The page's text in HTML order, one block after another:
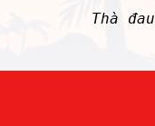
Thà